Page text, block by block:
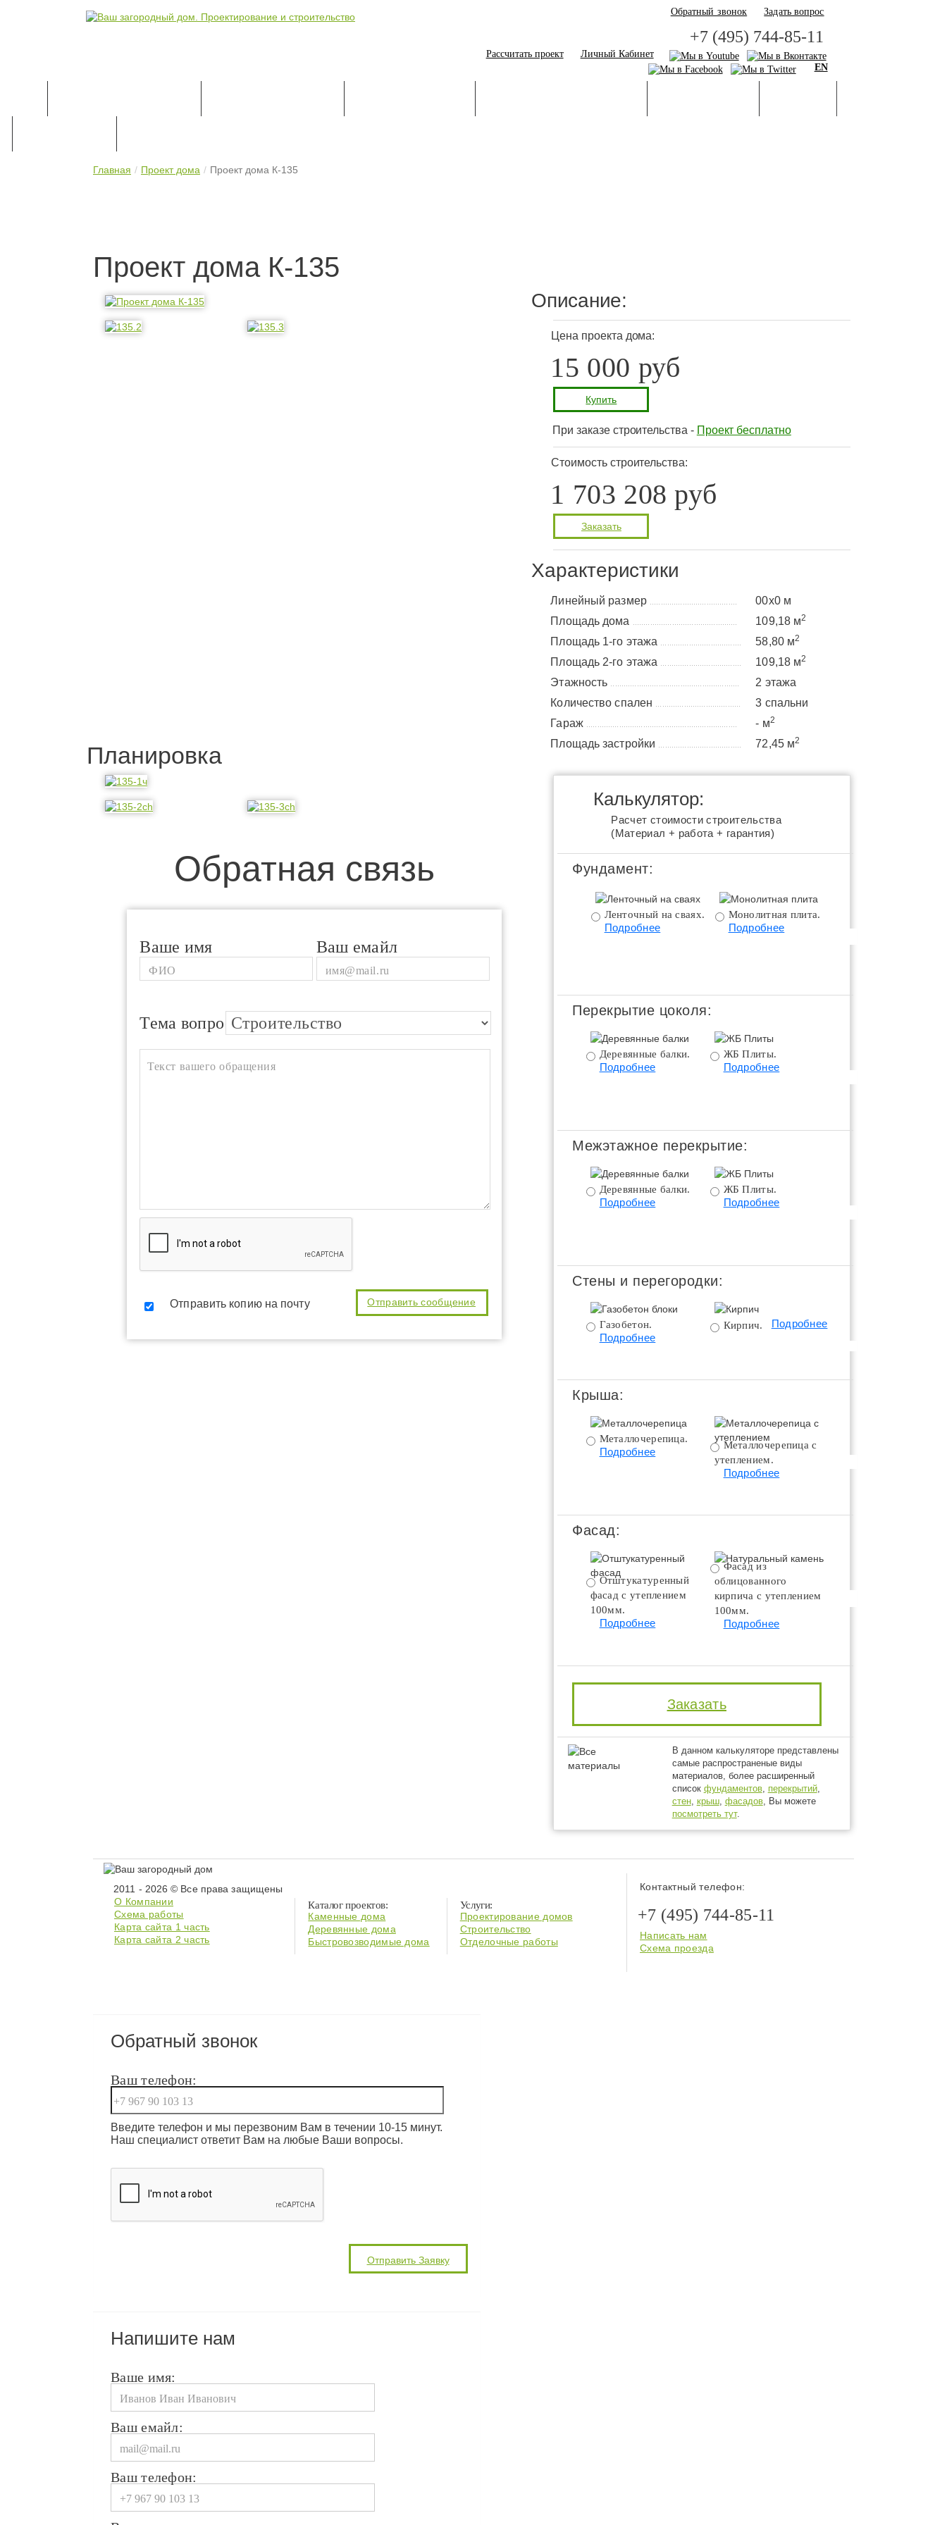
Обратный звонок Задать вопрос
+7 (495) 744-85-11
Рассчитать проект
Личный Кабинет
EN
Главная Проект дома Проект дома К-135
Проект дома К-135
Описание:
Цена проекта дома:
15 000 руб
Купить
При заказе строительства - Проект бесплатно
Стоимость строительства:
1 703 208 руб
Заказать
Характеристики
Линейный размер
00x0 м
Площадь дома
109,18 м2
Площадь 1-го этажа 58,80 м2
Площадь 2-го этажа 109,18 м2
Этажность
2 этажа
Количество спален
3 спальни
Гараж
- м2
Площадь застройки 72,45 м2
Планировка
Обратная связь
Ваше имя Ваш емайл
Тема вопроса
Отправить копию на почту
Калькулятор:
Расчет стоимости строительства
(Материал + работа + гарантия)
Фундамент:
Ленточный на сваях.
Подробнее
Монолитная плита.
Подробнее
Подробнее
Перекрытие цоколя:
Деревянные балки.
Подробнее
ЖБ Плиты.
Подробнее
Подробнее
Межэтажное перекрытие:
Деревянные балки.
Подробнее
ЖБ Плиты.
Подробнее
Подробнее
Стены и перегородки:
Газобетон.
Подробнее
Кирпич. Подробнее
Крыша:
Металлочерепица.
Подробнее
Металлочерепица с
утеплением.
Подробнее Подробнее
Фасад:
Отштукатуренный
фасад с утеплением
100мм.
Подробнее
Фасад из
облицованного
кирпича с утеплением
100мм.
Подробнее
Заказать
В данном калькуляторе представлены
самые распространеные виды
материалов, более расширенный
список фундаментов, перекрытий,
стен, крыш, фасадов, Вы можете
посмотреть тут.
2011 - 2026 © Все права защищены
О Компании
Схема работы
Карта сайта 1 часть
Карта сайта 2 часть
Каталог проектов:
Каменные дома
Деревянные дома
Быстровозводимые дома
Услуги:
Проектирование домов
Строительство
Отделочные работы
Контактный телефон:
+7 (495) 744-85-11
Написать нам
Схема проезда
Обратный звонок
Ваш телефон:
Введите телефон и мы перезвоним Вам в течении 10-15 минут.
Наш специалист ответит Вам на любые Ваши вопросы.
Напишите нам
Ваше имя:
Ваш емайл:
Ваш телефон: